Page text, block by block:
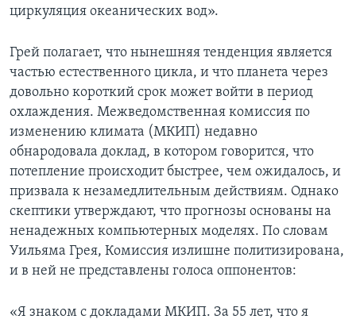
циркуляция океанических вод».
Грей полагает, что нынешняя тенденция является
частью естественного цикла, и что планета через
довольно короткий срок может войти в период
охлаждения. Межведомственная комиссия по
изменению климата (МКИП) недавно
обнародовала доклад, в котором говорится, что
потепление происходит быстрее, чем ожидалось, и
призвала к незамедлительным действиям. Однако
скептики утверждают, что прогнозы основаны на
ненадежных компьютерных моделях. По словам
Уильяма Грея, Комиссия излишне политизирована,
и в ней не представлены голоса оппонентов:
«Я знаком с докладами МКИП. За 55 лет, что я